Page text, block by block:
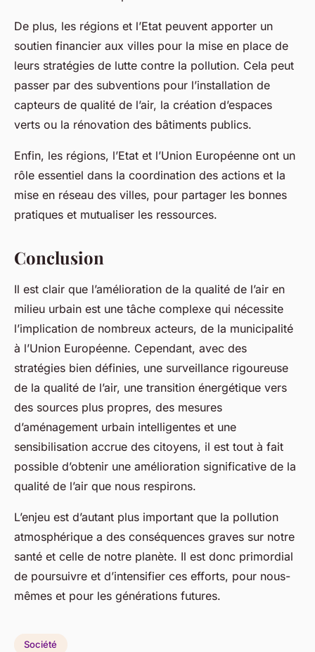
De plus, les régions et l’Etat peuvent apporter un
soutien financier aux villes pour la mise en place de
leurs stratégies de lutte contre la pollution. Cela peut
passer par des subventions pour l’installation de
capteurs de qualité de l’air, la création d’espaces
verts ou la rénovation des bâtiments publics.
Enfin, les régions, l’Etat et l’Union Européenne ont un
rôle essentiel dans la coordination des actions et la
mise en réseau des villes, pour partager les bonnes
pratiques et mutualiser les ressources.
Conclusion
Il est clair que l’amélioration de la qualité de l’air en
milieu urbain est une tâche complexe qui nécessite
l’implication de nombreux acteurs, de la municipalité
à l’Union Européenne. Cependant, avec des
stratégies bien définies, une surveillance rigoureuse
de la qualité de l’air, une transition énergétique vers
des sources plus propres, des mesures
d’aménagement urbain intelligentes et une
sensibilisation accrue des citoyens, il est tout à fait
possible d’obtenir une amélioration significative de la
qualité de l’air que nous respirons.
L’enjeu est d’autant plus important que la pollution
atmosphérique a des conséquences graves sur notre
santé et celle de notre planète. Il est donc primordial
de poursuivre et d’intensifier ces efforts, pour nous-
mêmes et pour les générations futures.
Société